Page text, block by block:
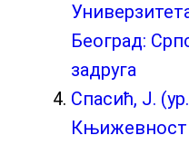
Београд:
задруга
Спасић, Ј.
Књижевност